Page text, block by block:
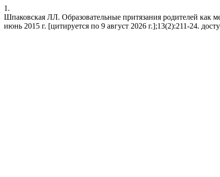
1.
Шпаковская ЛЛ. Образовательные притязания родителей как
июнь 2015 г. [цитируется по 9 август 2026 г.];13(2):211-24.